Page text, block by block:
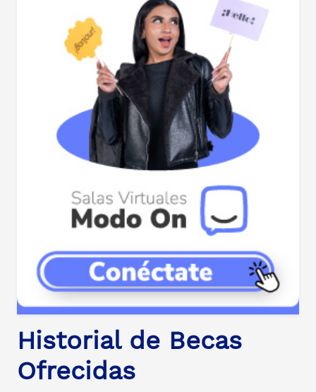
Historial de Becas
Ofrecidas